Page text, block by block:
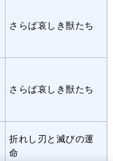
さらば哀しき獣たち
さらば哀しき獣たち
折れし刃と滅びの運
命